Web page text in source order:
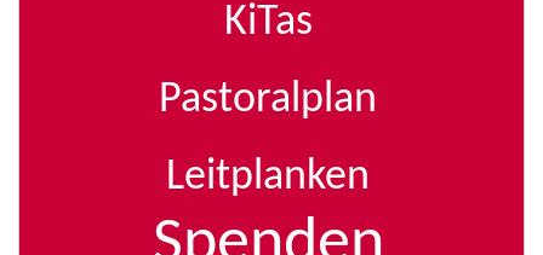
KiTas
Pastoralplan
Leitplanken